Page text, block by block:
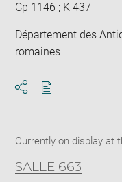
Cp 1146 ; K 437
Département des
romaines
Currently on display at
SALLE 663